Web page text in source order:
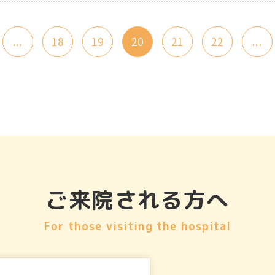
... 18 19 20 21 22 ...
ご来院される方へ
For those visiting the hospital